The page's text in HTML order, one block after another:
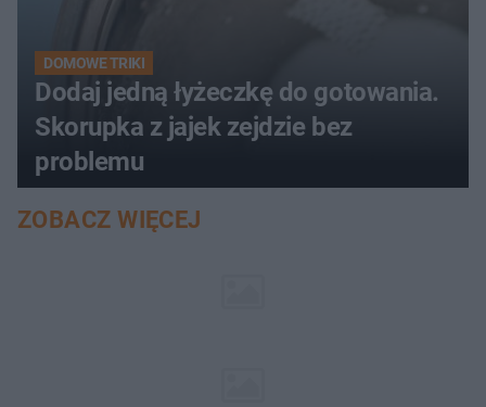
DOMOWE TRIKI
Dodaj jedną łyżeczkę do gotowania.
Skorupka z jajek zejdzie bez
problemu
ZOBACZ WIĘCEJ